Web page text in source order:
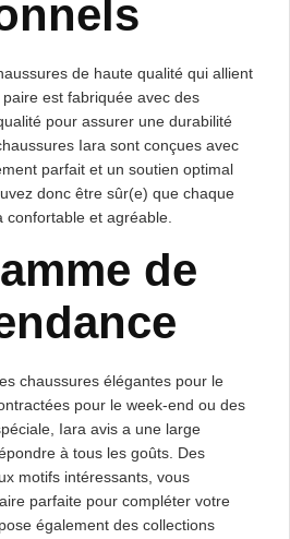
de haute qualité qui allient
est fabriquée avec des
pour assurer une durabilité
Iara sont conçues avec
parfait et un soutien optimal
donc être sûr(e) que chaque
et agréable.
de
chaussures élégantes pour le
pour le week-end ou des
Iara avis a une large
à tous les goûts. Des
motifs intéressants, vous
parfaite pour compléter votre
également des collections